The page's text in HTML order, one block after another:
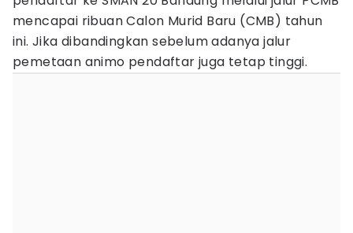
mencapai ribuan Calon Murid Baru (CMB) tahun
ini. Jika dibandingkan sebelum adanya jalur
pemetaan animo pendaftar juga tetap tinggi.